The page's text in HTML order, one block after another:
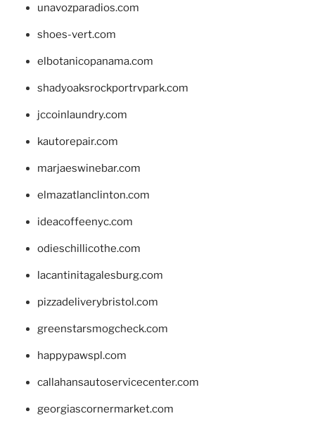
unavozparadios.com
shoes-vert.com
elbotanicopanama.com
shadyoaksrockportrvpark.com
jccoinlaundry.com
kautorepair.com
marjaeswinebar.com
elmazatlanclinton.com
ideacoffeenyc.com
odieschillicothe.com
lacantinitagalesburg.com
pizzadeliverybristol.com
greenstarsmogcheck.com
happypawspl.com
callahansautoservicecenter.com
georgiascornermarket.com